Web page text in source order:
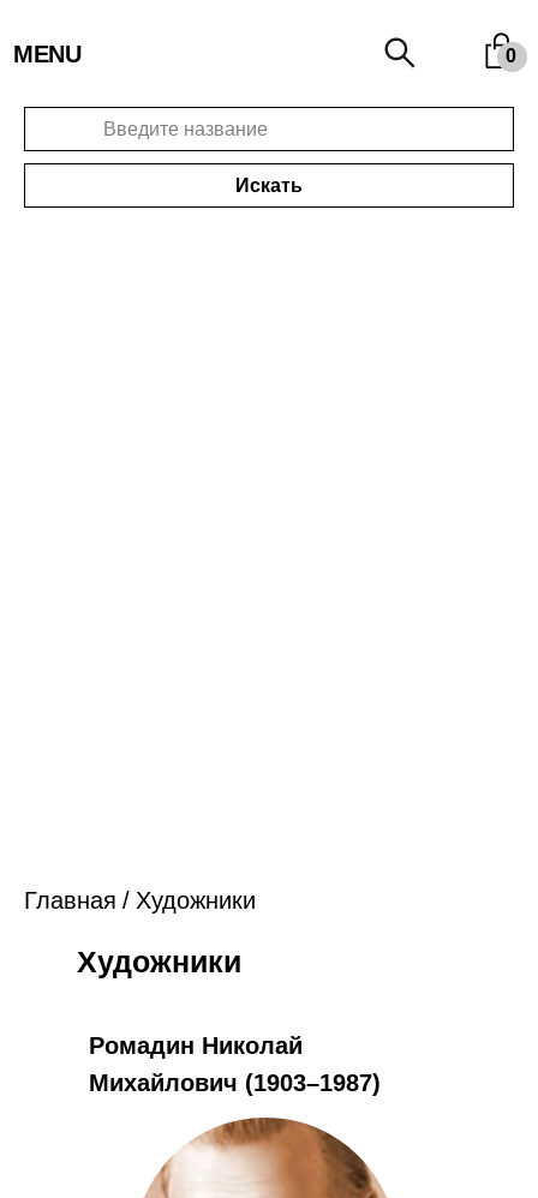
0
MENU
Искать
Главная / Художники
Художники
Ромадин Николай
Михайлович (1903–1987)